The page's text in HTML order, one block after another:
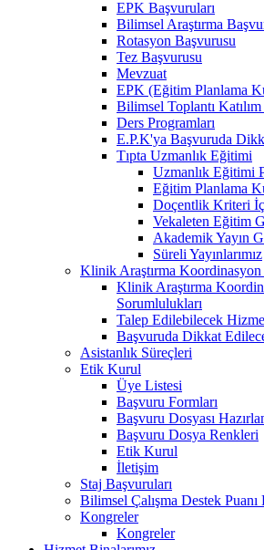
EPK Başvuruları
Bilimsel Araştırma
Rotasyon Başvurusu
Tez Başvurusu
Mevzuat
EPK (Eğitim Planlama
Bilimsel Toplantı
Ders Programları
E.P.K'ya Başvuruda
Tıpta Uzmanlık Eğitimi
Uzmanlık Eğitimi
Eğitim Planlama
Doçentlik Kriteri
Vekaleten Eğitim
Akademik Yayın
Süreli Yayınlarımız
Klinik Araştırma
Klinik Araştırma
Sorumlulukları
Talep Edilebilecek
Başvuruda Dikkat
Asistanlık Süreçleri
Etik Kurul
Üye Listesi
Başvuru Formları
Başvuru Dosyası
Başvuru Dosya Renkleri
Etik Kurul
İletişim
Staj Başvuruları
Bilimsel Çalışma Destek Puanı
Kongreler
Kongreler